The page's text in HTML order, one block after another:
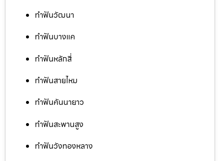
ทำฟันวัฒนา
ทำฟันบางแค
ทำฟันหลักสี่
ทำฟันสายไหม
ทำฟันคันนายาว
ทำฟันสะพานสูง
ทำฟันวังทองหลาง